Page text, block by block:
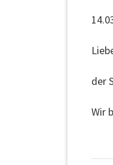
der
Wir